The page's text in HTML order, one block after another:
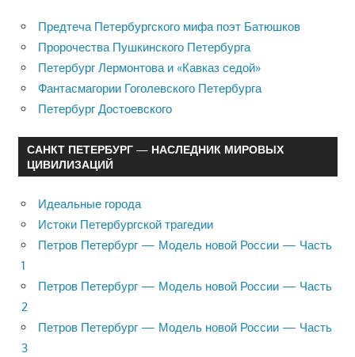
Предтеча Петербургского мифа поэт Батюшков
Пророчества Пушкинского Петербурга
Петербург Лермонтова и «Кавказ седой»
Фантасмагории Гоголевского Петербурга
Петербург Достоевского
САНКТ ПЕТЕРБУРГ — НАСЛЕДНИК МИРОВЫХ
ЦИВИЛИЗАЦИЙ
Идеальные города
Истоки Петербургской трагедии
Петров Петербург — Модель новой России — Часть
1
Петров Петербург — Модель новой России — Часть
2
Петров Петербург — Модель новой России — Часть
3